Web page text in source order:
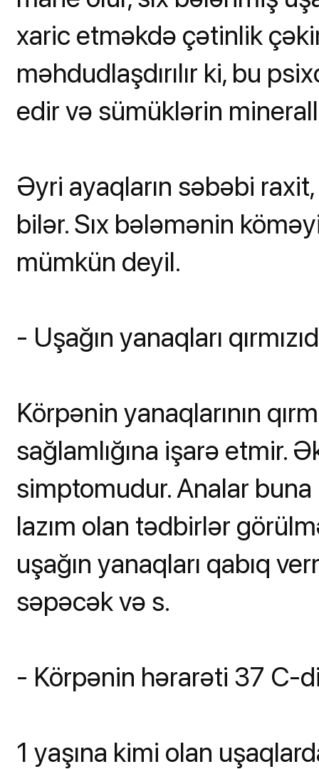
xaric etməkdə çətinlik
məhdudlaşdırılır ki, bu
edir və sümüklərin
Əyri ayaqların səbəbi
bilər. Sıx bələmənin
mümkün deyil.
- Uşağın yanaqları
Körpənin yanaqlarının
sağlamlığına işarə etmir.
simptomudur. Analar
lazım olan tədbirlər
uşağın yanaqları qabıq
səpəcək və s.
- Körpənin hərarəti 37 C-
1 yaşına kimi olan